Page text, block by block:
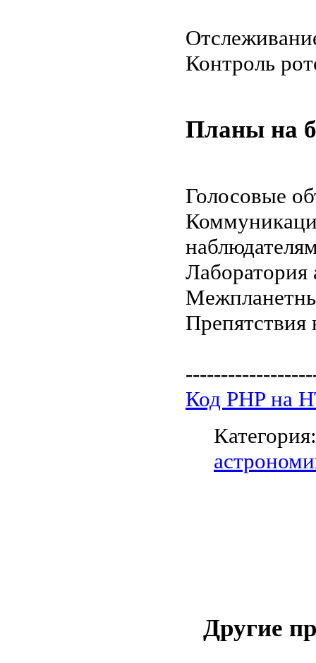
Контроль
Планы на
Голосовые
Лаборатория
Код PHP на
Другие